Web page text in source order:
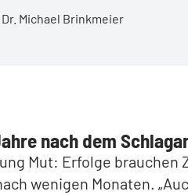
Dr. Michael Brinkmeier
nach dem
Mut: Erfolge brauchen
wenigen Monaten.